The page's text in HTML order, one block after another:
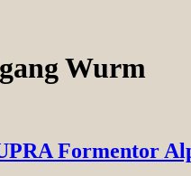
Wurm
Formentor